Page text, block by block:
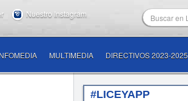
Nuestro Instagram
MULTIMEDIA DIRECTIVOS 2023-2025
#LICEYAPP